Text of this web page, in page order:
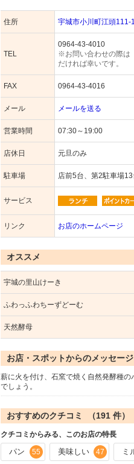
住所 宇城市小川町江頭111-1
TEL
0964-43-4010
※お問い合わせの際は
だければ幸いです。
FAX 0964-43-4016
メール メールを送る
営業時間 07:30～19:00
店休日 元旦のみ
駐車場 店前5台、第2駐車場13
サービス
リンク お店のホームページ
オススメ
宇城の里山けーき
ふわっふわちーずどーむ
天然酵母
お店・スポットからのメッセージ
薪に火を付け、石窯で焼く自然発酵種
でしょう。
おすすめのクチコミ （191 件）
クチコミからみる、このお店の特長
パン 55 美味しい 47 ミ